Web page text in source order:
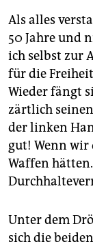
Als alles
50 Jahre und
ich selbst zur
für die
Wieder fängt
zärtlich
der linken
gut! Wenn wir
Waffen
Unter dem
sich die